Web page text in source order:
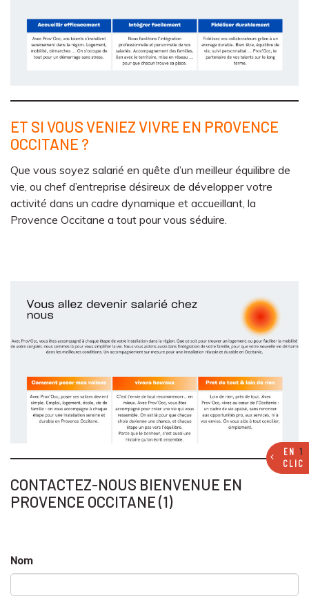
ET SI VOUS VENIEZ VIVRE EN PROVENCE
OCCITANE ?
Que vous soyez salarié en quête d’un meilleur équilibre de
vie, ou chef d’entreprise désireux de développer votre
activité dans un cadre dynamique et accueillant, la
Provence Occitane a tout pour vous séduire.
CONTACTEZ-NOUS BIENVENUE EN
PROVENCE OCCITANE (1)
Nom
EN1
CLIC